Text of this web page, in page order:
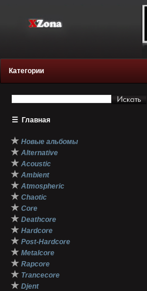
Категории
☰ Главная
★ Новые альбомы
★ Alternative
★ Acoustic
★ Ambient
★ Atmospheric
★ Chaotic
★ Core
★ Deathcore
★ Hardcore
★ Post-Hardcore
★ Metalcore
★ Rapcore
★ Trancecore
★ Djent